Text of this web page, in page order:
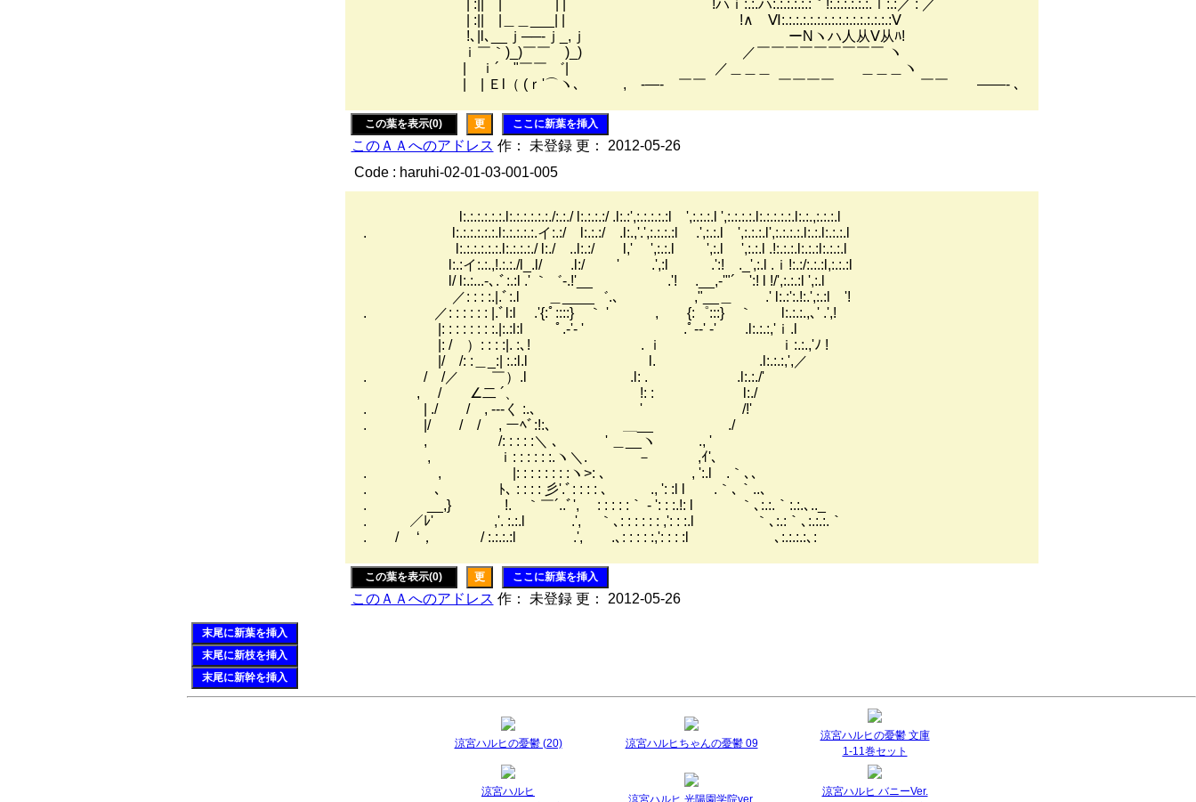
| :|| | | | !ハｉ:.:.ハ:.:.:.:.:.:｀!:.:.:.:.:.:.ｌ:.:／ : ／
| :|| |＿＿___| | !∧ Ⅵ:.:.:.:.:.:.:.:.:.:.:.:.:.:.:.:Ⅴ
!､|l､__ｊ──‐ｊ_,ｊ ーNヽハ人从Ⅴ从ﾊ!
ｉ￣｀)_)￣￣ )_) ／￣￣￣￣￣￣￣￣￣ ヽ
| ｉ´ "￣￣ ゛| ／＿＿＿ ＿＿＿ヽ
| | Ｅl（ (ｒ'⌒ヽ､ , -―‐ ￣￣ ￣￣￣￣ ￣￣ ――- ､
この葉を表示(0) 更 ここに新葉を挿入
このＡＡへのアドレス 作： 未登録 更： 2012-05-26
Code : haruhi-02-01-03-001-005
l:.:.:.:.:.:.l:.:.:.:.:.:./:.:./ l:.:.:.:/ .l:.:',:.:.:.:.:l ',:.:.:.l ',:.:.:.:.l:.:.:.:.:.l:.:.,:.:.:.l
. l:.:.:.:.:.:.l:.:.:.:.:.イ:.:/ l:.:.:/ .l:.,'.',:.:.:.:l .',:.:.l ',:.:.:.l',:.:.:.:.l:.:.l:.:.:.l
l:.:.:.:.:.:.l:.:.:.:./ l:./ ..l:.:/ l,' ',:.:.l ',:.l ',:.:.l .!:.:.:.l:.:.:l:.:.:.l
l:.:イ:.:.,!.:.:./l_.l/ .l:/ ' .',:l .':! ._',:.l .ｉ!:.:/:.:.:l,:.:.:l
l/ l:.:...-､.ﾞ:.:l .' ｀゛‐.!'__ .'! .__,-'"´ ':! l !/',:.:.:l ',:.l
／: : : :.|.ﾞ:.l ＿____゛.､ ,"__＿ .' l:.:':.!:.',:.:l '!
. ／: : : : : : |.ﾞl:l .'{:ﾟ::::} ｀ ' , {:゜:::} ｀ l:.:.:.,､' .',!
|: : : : : : : :.|:.:l:l ﾟ.-'- ' .ﾟ‐-' ‐' .l:.:.:,'ｉ.l
|: / ）: : : :|. :､! . ｉ ｉ:.:.,'ﾉ !
|/ /: :＿_:| :.:l.l l. .l:.:.:,',／
. / /／ ￣）.l .l: . .l:.:./'
, / ∠二 ´、 !: : l:./
. | ./ / , --‐く :.､ ' /!'
. |/ / / , ーﾍﾞ:!:､ ＿__ ./
, /: : : : :＼ ､ ' ＿__ヽ ., '
, ｉ: : : : : :.ヽ＼. － ,ｲ'､
. , |: : : : : : : :ヽ>: ､ , ':.l .｀､､
. 、 ﾄ､ : : : : 彡'.ﾞ: : : : ､ ., ': :l l .｀､｀..､
. __,} !. ｀￣´..ﾞ', : : : : :｀ ‐ ': : :.!: l ｀､:.:.｀:.:.､.._
. ／ﾚ' ,'. :.:.l .', ｀､: : : : : : ,': : :.l ｀､:.:｀､:.:.:.｀
. / ‘， / :.:.:.:l .', .､: : : : :,': : : :l ､:.:.:.:､:
この葉を表示(0) 更 ここに新葉を挿入
このＡＡへのアドレス 作： 未登録 更： 2012-05-26
末尾に新葉を挿入
末尾に新枝を挿入
末尾に新幹を挿入
涼宮ハルヒの憂鬱 (20) 涼宮ハルヒちゃんの憂鬱 09
涼宮ハルヒの憂鬱 文庫
1-11巻セット
涼宮ハルヒ
涼宮ハルヒ 光陽園学院ver.
涼宮ハルヒ バニーVer.